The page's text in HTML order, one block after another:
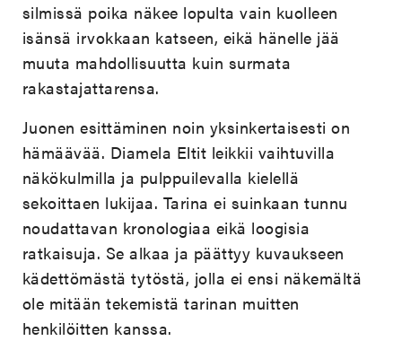
silmissä poika näkee lopulta vain kuolleen
isänsä irvokkaan katseen, eikä hänelle jää
muuta mahdollisuutta kuin surmata
rakastajattarensa.
Juonen esittäminen noin yksinkertaisesti on
hämäävää. Diamela Eltit leikkii vaihtuvilla
näkökulmilla ja pulppuilevalla kielellä
sekoittaen lukijaa. Tarina ei suinkaan tunnu
noudattavan kronologiaa eikä loogisia
ratkaisuja. Se alkaa ja päättyy kuvaukseen
kädettömästä tytöstä, jolla ei ensi näkemältä
ole mitään tekemistä tarinan muitten
henkilöitten kanssa.